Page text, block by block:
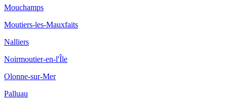
Mouchamps
Moutiers-les-Mauxfaits
Nalliers
Noirmoutier-en-l'Île
Olonne-sur-Mer
Palluau